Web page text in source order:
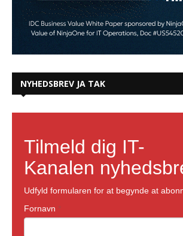
NYHEDSBREV JA TAK